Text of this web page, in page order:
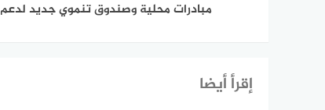
مبادرات محلية وصندوق تنموي جديد لدعم
إقرأ أيضا